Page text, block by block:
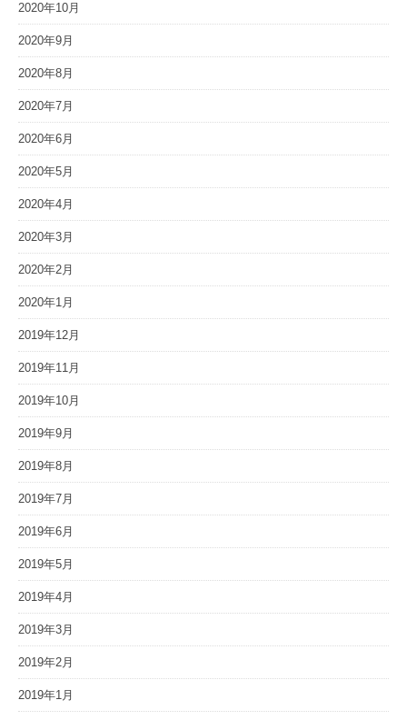
2020年10月
2020年9月
2020年8月
2020年7月
2020年6月
2020年5月
2020年4月
2020年3月
2020年2月
2020年1月
2019年12月
2019年11月
2019年10月
2019年9月
2019年8月
2019年7月
2019年6月
2019年5月
2019年4月
2019年3月
2019年2月
2019年1月